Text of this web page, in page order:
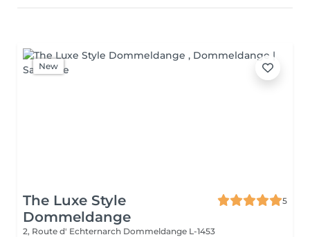
New
The Luxe Style
Dommeldange
5
2, Route d' Echternarch Dommeldange L-1453